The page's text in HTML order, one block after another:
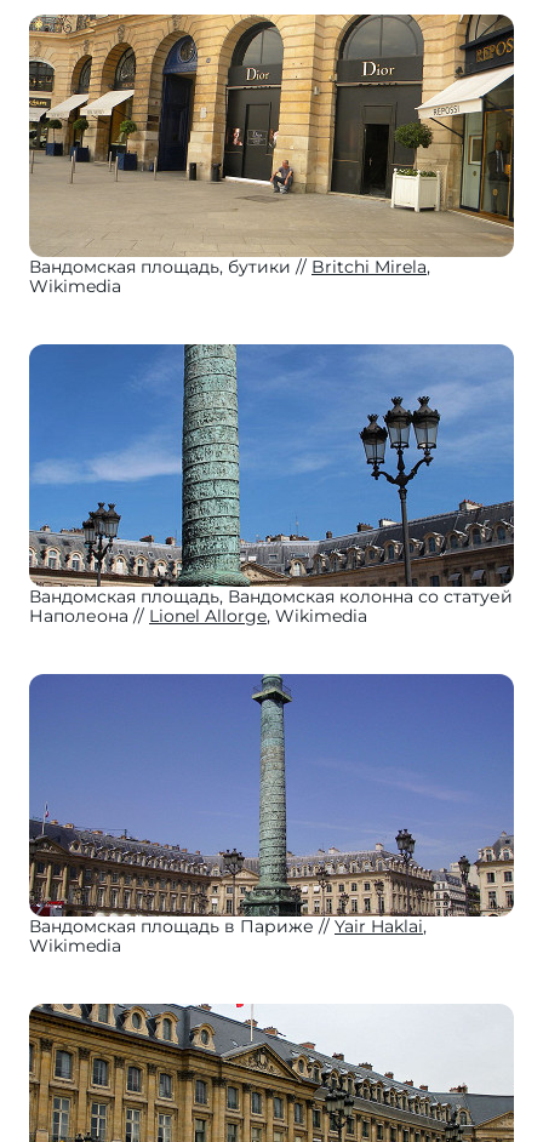
Вандомская площадь, бутики Britchi Mirela,
Wikimedia
Вандомская площадь, Вандомская колонна со статуей
Наполеона
Lionel Allorge, Wikimedia
Вандомская площадь в Париже Yair Haklai,
Wikimedia